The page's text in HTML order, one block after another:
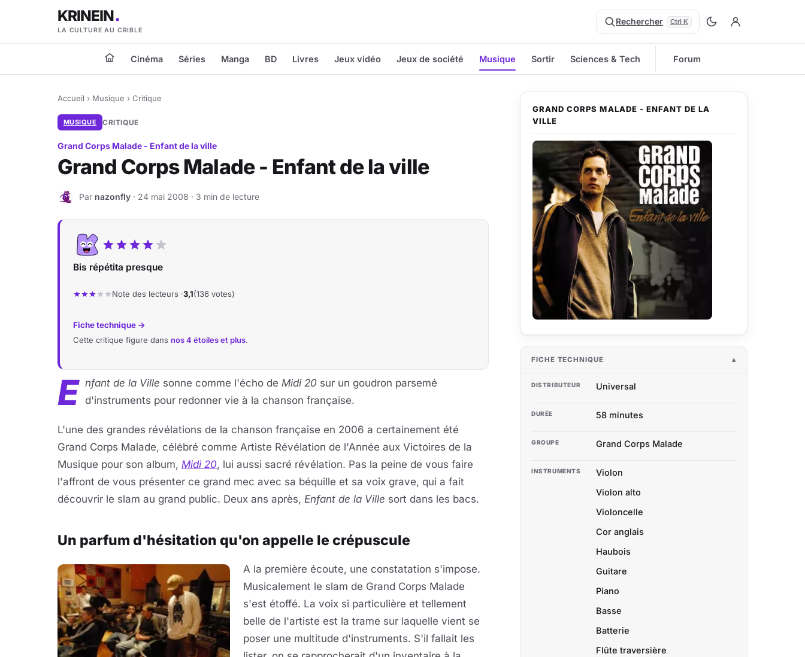
KRINEIN
LA CULTURE AU CRIBLE
Rechercher Ctrl K
Cinéma Séries Manga BD Livres Jeux vidéo Jeux de société Musique Sortir Sciences & Tech Forum
Accueil › Musique › Critique
MUSIQUE CRITIQUE
Grand Corps Malade - Enfant de la ville
Grand Corps Malade - Enfant de la ville
N Par nazonfly · 24 mai 2008 · 3 min de lecture
Bis répétita presque
Note des lecteurs ·3,1(136 votes)
Fiche technique →
Cette critique figure dans nos 4 étoiles et plus.
E nfant de la Ville sonne comme l'écho de Midi 20 sur un goudron parsemé
d'instruments pour redonner vie à la chanson française.
L'une des grandes révélations de la chanson française en 2006 a certainement été
Grand Corps Malade, célébré comme Artiste Révélation de l'Année aux Victoires de la
Musique pour son album, Midi 20, lui aussi sacré révélation. Pas la peine de vous faire
l'affront de vous présenter ce grand mec avec sa béquille et sa voix grave, qui a fait
découvrir le slam au grand public. Deux ans après, Enfant de la Ville sort dans les bacs.
Un parfum d'hésitation qu'on appelle le crépuscule
A la première écoute, une constatation s'impose.
Musicalement le slam de Grand Corps Malade
s'est étoffé. La voix si particulière et tellement
belle de l'artiste est la trame sur laquelle vient se
poser une multitude d'instruments. S'il fallait les
GRAND CORPS MALADE - ENFANT DE LA
VILLE
FICHE TECHNIQUE
DISTRIBUTEUR Universal
DURÉE 58 minutes
GROUPE Grand Corps Malade
INSTRUMENTS
Violon
Violon alto
Violoncelle
Cor anglais
Haubois
Guitare
Piano
Basse
Batterie
Flûte traversière